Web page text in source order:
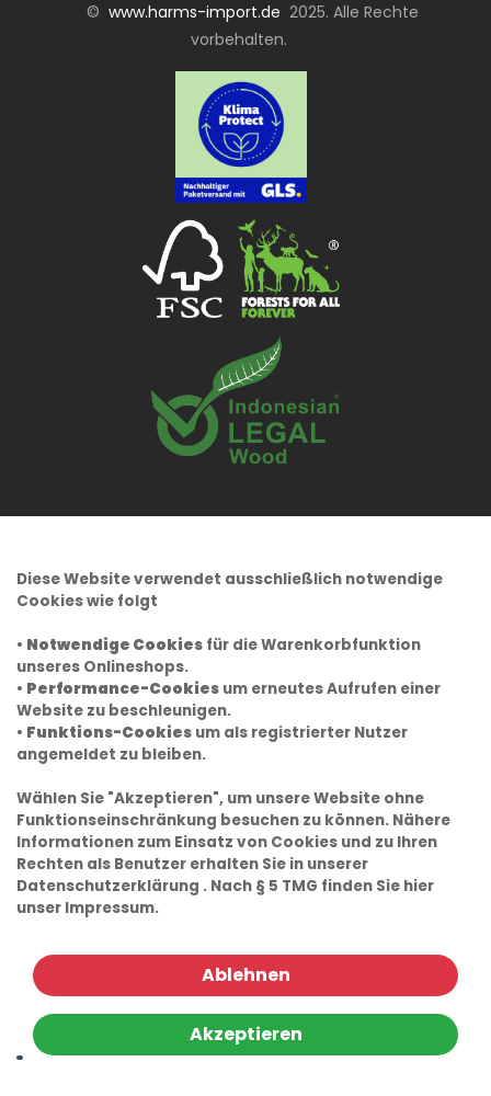
© www.harms-import.de 2025. Alle Rechte
vorbehalten.
Diese Website verwendet ausschließlich notwendige
Cookies wie folgt
• Notwendige Cookies für die Warenkorbfunktion
unseres Onlineshops.
• Performance-Cookies um erneutes Aufrufen einer
Website zu beschleunigen.
• Funktions-Cookies um als registrierter Nutzer
angemeldet zu bleiben.
Wählen Sie "Akzeptieren", um unsere Website ohne
Funktionseinschränkung besuchen zu können. Nähere
Informationen zum Einsatz von Cookies und zu Ihren
Rechten als Benutzer erhalten Sie in unserer
Datenschutzerklärung . Nach § 5 TMG finden Sie hier
unser Impressum.
Ablehnen
Akzeptieren